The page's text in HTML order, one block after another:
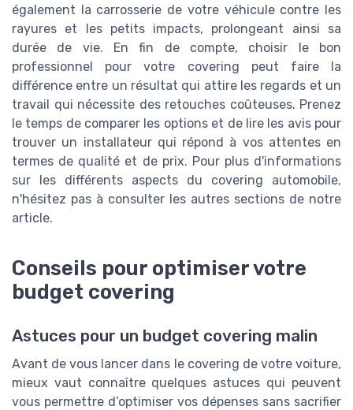
également la carrosserie de votre véhicule contre les
rayures et les petits impacts, prolongeant ainsi sa
durée de vie. En fin de compte, choisir le bon
professionnel pour votre covering peut faire la
différence entre un résultat qui attire les regards et un
travail qui nécessite des retouches coûteuses. Prenez
le temps de comparer les options et de lire les avis pour
trouver un installateur qui répond à vos attentes en
termes de qualité et de prix. Pour plus d'informations
sur les différents aspects du covering automobile,
n'hésitez pas à consulter les autres sections de notre
article.
Conseils pour optimiser votre
budget covering
Astuces pour un budget covering malin
Avant de vous lancer dans le covering de votre voiture,
mieux vaut connaître quelques astuces qui peuvent
vous permettre d’optimiser vos dépenses sans sacrifier